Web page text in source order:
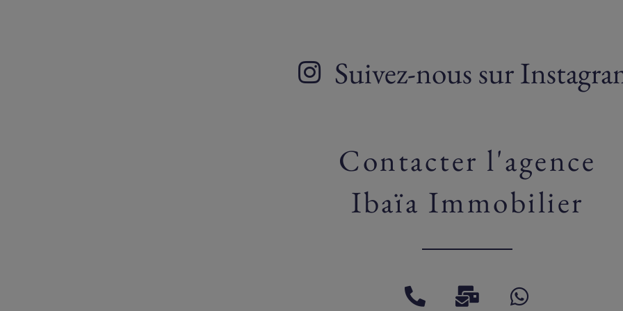
Suivez-nous sur
Contacter l'agence
Ibaïa Immobilier